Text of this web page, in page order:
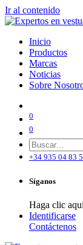
Ir al contenido
Inicio
Productos
Marcas
Noticias
Sobre
0
0
+34 935 04 83
Síganos
Haga clic
Identificarse
Contáctenos